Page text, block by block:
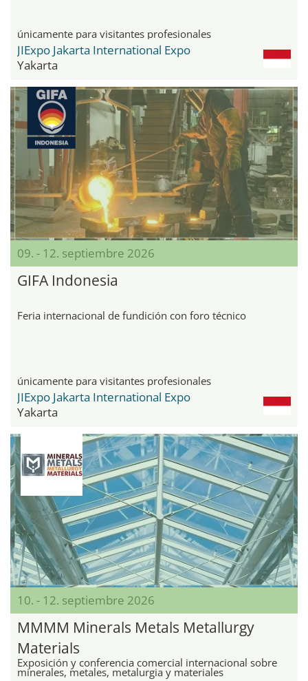
únicamente para visitantes profesionales
JIExpo Jakarta International Expo
Yakarta
09. - 12. septiembre 2026
GIFA Indonesia
Feria internacional de fundición con foro técnico
únicamente para visitantes profesionales
JIExpo Jakarta International Expo
Yakarta
10. - 12. septiembre 2026
MMMM Minerals Metals Metallurgy
Materials
Exposición y conferencia comercial internacional sobre
minerales, metales, metalurgia y materiales